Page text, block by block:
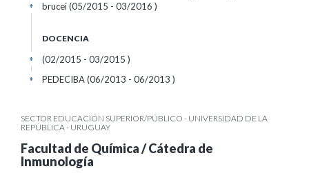
brucei (05/2015 - 03/2016 )
+
DOCENCIA
(02/2015 - 03/2015 )
+
PEDECIBA (06/2013 - 06/2013 )
+
SECTOR EDUCACIÓN SUPERIOR/PÚBLICO - UNIVERSIDAD DE LA
REPÚBLICA - URUGUAY
Facultad de Química / Cátedra de
Inmunología